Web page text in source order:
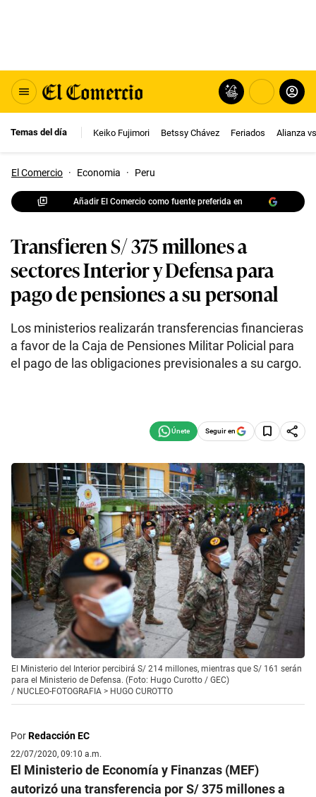
Temas del día Keiko Fujimori Betssy Chávez Feriados Alianza
El Comercio · Economia · Peru
Añadir El Comercio como fuente preferida en
Transfieren S/ 375 millones a
sectores Interior y Defensa para
pago de pensiones a su personal
Los ministerios realizarán transferencias financieras
a favor de la Caja de Pensiones Militar Policial para
el pago de las obligaciones previsionales a su cargo.
Seguir en
El Ministerio del Interior percibirá S/ 214 millones, mientras que S/ 161 serán
para el Ministerio de Defensa. (Foto: Hugo Curotto / GEC)
/ NUCLEO-FOTOGRAFIA > HUGO CUROTTO
PorRedacción EC
22/07/2020, 09:10 a.m.
El Ministerio de Economía y Finanzas (MEF)
autorizó una transferencia por S/ 375 millones a